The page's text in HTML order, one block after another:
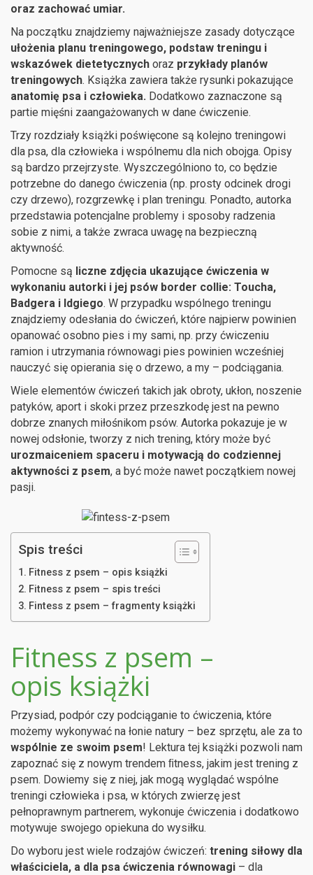
oraz zachować umiar.
Na początku znajdziemy najważniejsze zasady dotyczące
ułożenia planu treningowego, podstaw treningu i
wskazówek dietetycznych oraz przykłady planów
treningowych. Książka zawiera także rysunki pokazujące
anatomię psa i człowieka. Dodatkowo zaznaczone są
partie mięśni zaangażowanych w dane ćwiczenie.
Trzy rozdziały książki poświęcone są kolejno treningowi
dla psa, dla człowieka i wspólnemu dla nich obojga. Opisy
są bardzo przejrzyste. Wyszczególniono to, co będzie
potrzebne do danego ćwiczenia (np. prosty odcinek drogi
czy drzewo), rozgrzewkę i plan treningu. Ponadto, autorka
przedstawia potencjalne problemy i sposoby radzenia
sobie z nimi, a także zwraca uwagę na bezpieczną
aktywność.
Pomocne są liczne zdjęcia ukazujące ćwiczenia w
wykonaniu autorki i jej psów border collie: Toucha,
Badgera i Idgiego. W przypadku wspólnego treningu
znajdziemy odesłania do ćwiczeń, które najpierw powinien
opanować osobno pies i my sami, np. przy ćwiczeniu
ramion i utrzymania równowagi pies powinien wcześniej
nauczyć się opierania się o drzewo, a my – podciągania.
Wiele elementów ćwiczeń takich jak obroty, ukłon, noszenie
patyków, aport i skoki przez przeszkodę jest na pewno
dobrze znanych miłośnikom psów. Autorka pokazuje je w
nowej odsłonie, tworzy z nich trening, który może być
urozmaiceniem spaceru i motywacją do codziennej
aktywności z psem, a być może nawet początkiem nowej
pasji.
Spis treści
Fitness z psem – opis książki
Fitness z psem – spis treści
Fintess z psem – fragmenty książki
Fitness z psem –
opis książki
Przysiad, podpór czy podciąganie to ćwiczenia, które
możemy wykonywać na łonie natury – bez sprzętu, ale za to
wspólnie ze swoim psem! Lektura tej książki pozwoli nam
zapoznać się z nowym trendem ﬁtness, jakim jest trening z
psem. Dowiemy się z niej, jak mogą wyglądać wspólne
treningi człowieka i psa, w których zwierzę jest
pełnoprawnym partnerem, wykonuje ćwiczenia i dodatkowo
motywuje swojego opiekuna do wysiłku.
Do wyboru jest wiele rodzajów ćwiczeń: trening siłowy dla
właściciela, a dla psa ćwiczenia równowagi – dla